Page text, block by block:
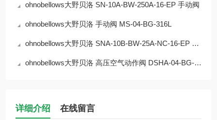
ohnobellows大野贝洛 SN-10A-BW-250A-16-EP 手动阀
ohnobellows大野贝洛 手动阀 MS-04-BG-316L
ohnobellows大野贝洛 SNA-10B-BW-25A-NC-16-EP 手动阀
ohnobellows大野贝洛 高压空气动作阀 DSHA-04-BG-NC-316L-EP 华北
详细介绍 在线留言